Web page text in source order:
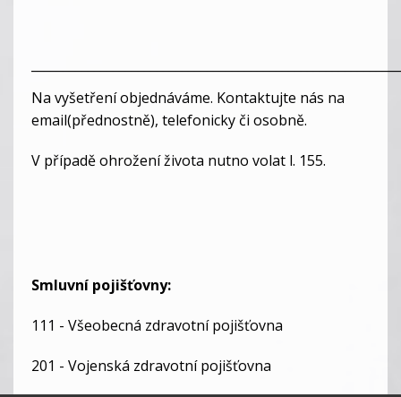
Na vyšetření objednáváme. Kontaktujte nás na
email(přednostně), telefonicky či osobně.
V případě ohrožení života nutno volat l. 155.
Smluvní pojišťovny:
111 - Všeobecná zdravotní pojišťovna
201 - Vojenská zdravotní pojišťovna